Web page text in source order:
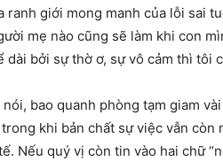
giới mong manh của lỗi sai
mẹ nào cũng sẽ làm khi con
bởi sự thờ ơ, sự vô cảm thì tôi
bao quanh phòng tạm giam
khi bản chất sự việc vẫn
Nếu quý vị còn tin vào hai chữ